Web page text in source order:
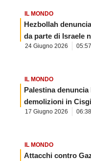
IL MONDO
Hezbollah
da parte di Israele
24 Giugno 2026 05:57
IL MONDO
Palestina
demolizioni in
17 Giugno 2026 06:38
IL MONDO
Attacchi contro